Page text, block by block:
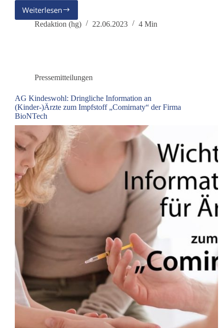
Weiterlesen
Corona-
Lockdowns
Klima-
Lockdown
Redaktion (hg) 22.06.2023 4 Min
Pressemitteilungen
AG Kindeswohl: Dringliche Information an
(Kinder-)Ärzte zum Impfstoff „Comirnaty“ der Firma
BioNTech